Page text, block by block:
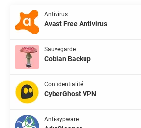
Antivirus
Avast Free Antivirus
Sauvegarde
Cobian Backup
Confidentialité
CyberGhost VPN
Anti-sypware